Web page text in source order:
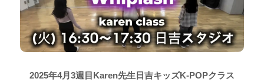
2025年4月3週目Karen先生日吉キッズK-POPクラス